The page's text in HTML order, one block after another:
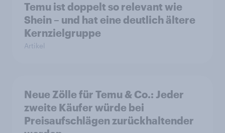
Temu ist doppelt so relevant wie
Shein – und hat eine deutlich ältere
Kernzielgruppe
Artikel
Neue Zölle für Temu & Co.: Jeder
zweite Käufer würde bei
Preisaufschlägen zurückhaltender